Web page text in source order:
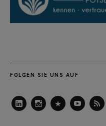
FOLGEN SIE UNS AUF